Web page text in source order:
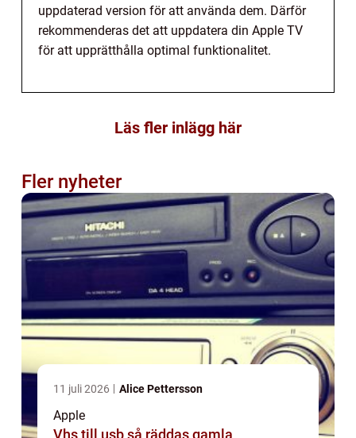
uppdaterad version för att använda dem. Därför
rekommenderas det att uppdatera din Apple TV
för att upprätthålla optimal funktionalitet.
Läs fler inlägg här
Fler nyheter
11 juli 2026 Alice Pettersson
Apple
Vhs till usb så räddas gamla